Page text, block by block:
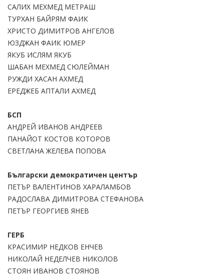
САЛИХ МЕХМЕД МЕТРАШ
ТУРХАН БАЙРЯМ ФАИК
ХРИСТО ДИМИТРОВ АНГЕЛОВ
ЮЗДЖАН ФАИК ЮМЕР
ЯКУБ ИСЛЯМ ЯКУБ
ШАБАН МЕХМЕД СЮЛЕЙМАН
РУЖДИ ХАСАН АХМЕД
ЕРЕДЖЕБ АПТАЛИ АХМЕД
БСП
АНДРЕЙ ИВАНОВ АНДРЕЕВ
ПАНАЙОТ КОСТОВ КОТОРОВ
СВЕТЛАНА ЖЕЛЕВА ПОПОВА
Български демократичен център
ПЕТЪР ВАЛЕНТИНОВ ХАРАЛАМБОВ
РАДОСЛАВА ДИМИТРОВА СТЕФАНОВА
ПЕТЪР ГЕОРГИЕВ ЯНЕВ
ГЕРБ
КРАСИМИР НЕДКОВ ЕНЧЕВ
НИКОЛАЙ НЕДЕЛЧЕВ НИКОЛОВ
СТОЯН ИВАНОВ СТОЯНОВ